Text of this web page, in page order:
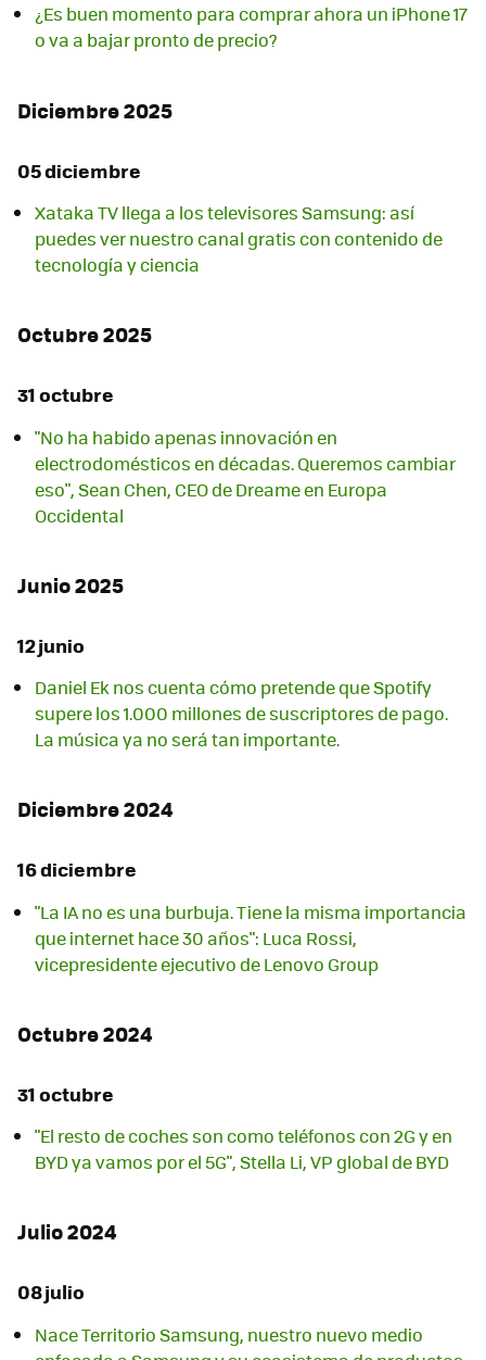
¿Es buen momento para comprar ahora un iPhone 17
o va a bajar pronto de precio?
Diciembre 2025
05 diciembre
Xataka TV llega a los televisores Samsung: así
puedes ver nuestro canal gratis con contenido de
tecnología y ciencia
Octubre 2025
31 octubre
"No ha habido apenas innovación en
electrodomésticos en décadas. Queremos cambiar
eso", Sean Chen, CEO de Dreame en Europa
Occidental
Junio 2025
12 junio
Daniel Ek nos cuenta cómo pretende que Spotify
supere los 1.000 millones de suscriptores de pago.
La música ya no será tan importante.
Diciembre 2024
16 diciembre
"La IA no es una burbuja. Tiene la misma importancia
que internet hace 30 años": Luca Rossi,
vicepresidente ejecutivo de Lenovo Group
Octubre 2024
31 octubre
"El resto de coches son como teléfonos con 2G y en
BYD ya vamos por el 5G", Stella Li, VP global de BYD
Julio 2024
08 julio
Nace Territorio Samsung, nuestro nuevo medio